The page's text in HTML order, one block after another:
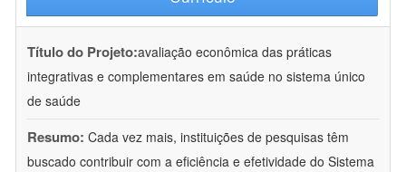
Título do Projeto:avaliação econômica das práticas
integrativas e complementares em saúde no sistema único
de saúde
Resumo: Cada vez mais, instituições de pesquisas têm
buscado contribuir com a eficiência e efetividade do Sistema